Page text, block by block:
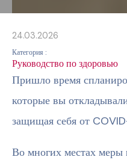
24.03.2026
Категория :
Руководство по здоровью
Пришло время
которые вы
защищая себя от
Во многих местах меры